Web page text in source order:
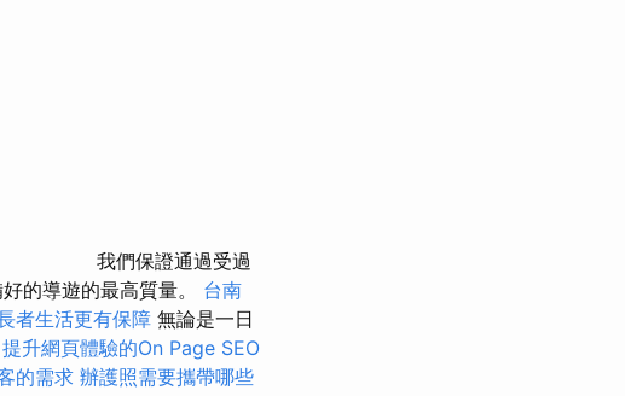
我們保證通過受過
的導遊的最高質量。 台南
者生活更有保障 無論是一日
提升網頁體驗的On Page SEO
的需求 辦護照需要攜帶哪些